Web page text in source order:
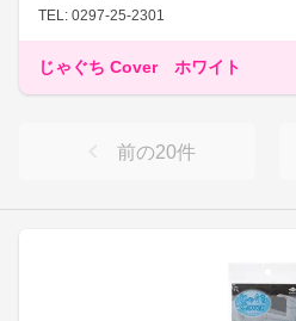
TEL: 0297-25-2301
じゃぐち Cover ホワイト
前の20件